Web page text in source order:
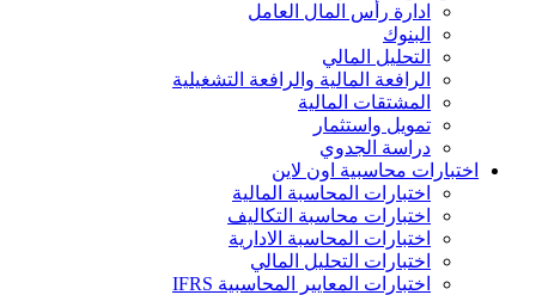
ادارة رأس المال العامل
البنوك
التحليل المالي
الرافعة المالية والرافعة التشغيلية
المشتقات المالية
تمويل واستثمار
دراسة الجدوي
اختبارات محاسبية اون لاين
اختبارات المحاسبة المالية
اختبارات محاسبة التكاليف
اختبارات المحاسبة الادارية
اختبارات التحليل المالي
اختبارات المعايير المحاسبية IFRS